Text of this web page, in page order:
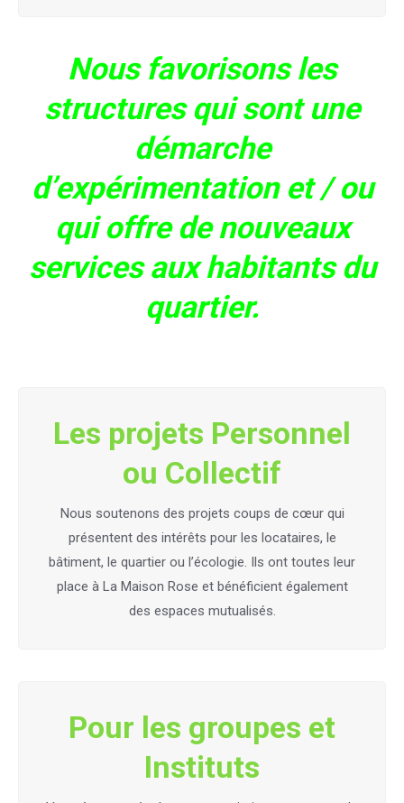
Nous favorisons les
structures qui sont une
démarche
d’expérimentation et / ou
qui offre de nouveaux
services aux habitants du
quartier.
Les projets Personnel
ou Collectif
Nous soutenons des projets coups de cœur qui
présentent des intérêts pour les locataires, le
bâtiment, le quartier ou l’écologie. Ils ont toutes leur
place à La Maison Rose et bénéficient également
des espaces mutualisés.
Pour les groupes et
Instituts